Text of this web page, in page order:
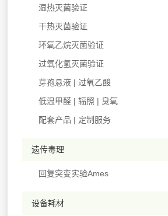
湿热灭菌验证
干热灭菌验证
环氧乙烷灭菌验证
过氧化氢灭菌验证
芽孢悬液 | 过氧乙酸
低温甲醛 | 辐照 | 臭氧
配套产品 | 定制服务
遗传毒理
回复突变实验Ames
设备耗材